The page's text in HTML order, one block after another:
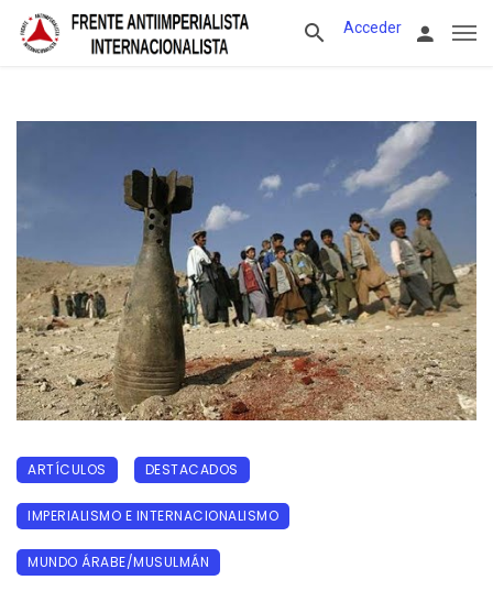
Acceder
ARTÍCULOS DESTACADOS
IMPERIALISMO E INTERNACIONALISMO
MUNDO ÁRABE/MUSULMÁN